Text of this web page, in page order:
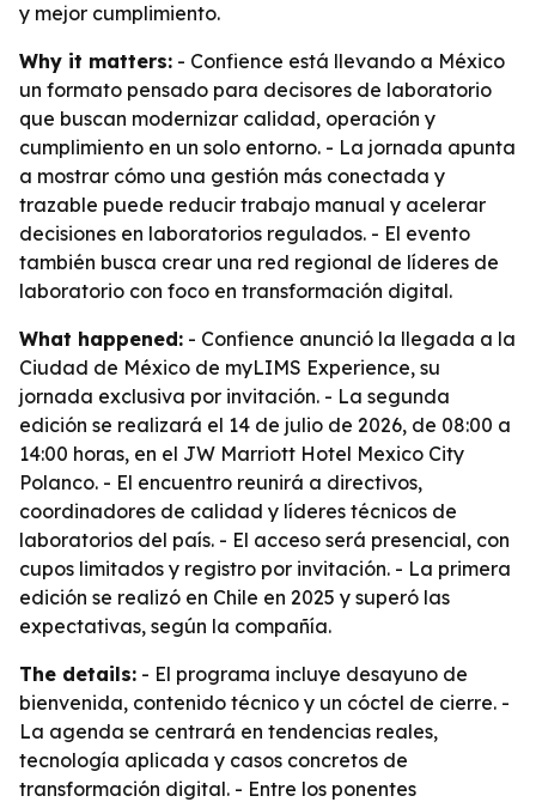
y mejor cumplimiento.
Why it matters: - Confience está llevando a México
un formato pensado para decisores de laboratorio
que buscan modernizar calidad, operación y
cumplimiento en un solo entorno. - La jornada apunta
a mostrar cómo una gestión más conectada y
trazable puede reducir trabajo manual y acelerar
decisiones en laboratorios regulados. - El evento
también busca crear una red regional de líderes de
laboratorio con foco en transformación digital.
What happened: - Confience anunció la llegada a la
Ciudad de México de myLIMS Experience, su
jornada exclusiva por invitación. - La segunda
edición se realizará el 14 de julio de 2026, de 08:00 a
14:00 horas, en el JW Marriott Hotel Mexico City
Polanco. - El encuentro reunirá a directivos,
coordinadores de calidad y líderes técnicos de
laboratorios del país. - El acceso será presencial, con
cupos limitados y registro por invitación. - La primera
edición se realizó en Chile en 2025 y superó las
expectativas, según la compañía.
The details: - El programa incluye desayuno de
bienvenida, contenido técnico y un cóctel de cierre. -
La agenda se centrará en tendencias reales,
tecnología aplicada y casos concretos de
transformación digital. - Entre los ponentes